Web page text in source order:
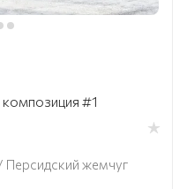
#1
Персидский жемчуг